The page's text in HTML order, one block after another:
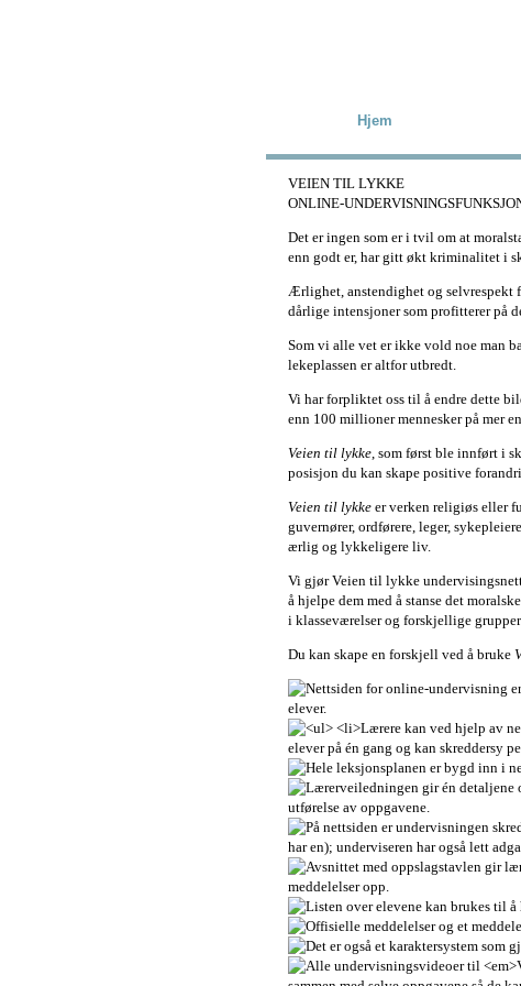
Hjem
VEIEN TIL LYKKE
ONLINE-
Det er ingen som er i tvil om at
enn godt er, har gitt økt kriminalitet i
Ærlighet, anstendighet og selvrespekt
dårlige intensjoner som profitterer på
Som vi alle vet er ikke vold noe man
lekeplassen er altfor utbredt.
Vi har forpliktet oss til å endre dette
enn 100 millioner mennesker på mer
Veien til lykke, som først ble innført i
posisjon du kan skape positive
Veien til lykke er verken religiøs eller
guvernører, ordførere, leger,
ærlig og lykkeligere liv.
Vi gjør Veien til lykke
å hjelpe dem med å stanse det
i klasseværelser og forskjellige
Du kan skape en forskjell ved å bruke